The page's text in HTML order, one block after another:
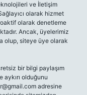
ve İletişim
olarak hizmet
olarak denetleme
Ancak, üyelerimiz
olup, siteye üye olarak
bir bilgi paylaşım
olduğunu
adresine